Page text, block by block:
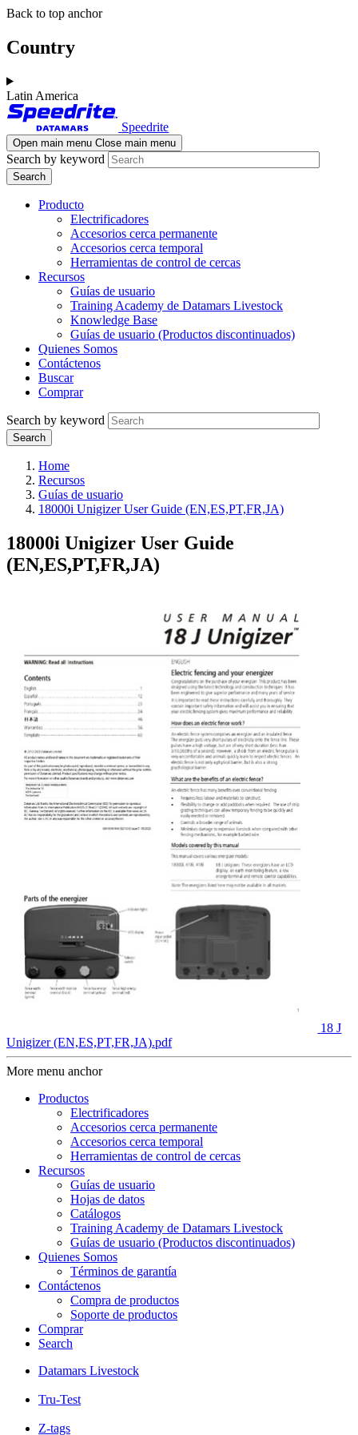
Skip
main
content
Skip
navigation
Back to top anchor
Country
Latin America
Speedrite
Open main menu Close main menu
Search by keyword
Producto
Electrificadores
Accesorios cerca permanente
Accesorios cerca temporal
Herramientas de control de cercas
Recursos
Guías de usuario
Training Academy de Datamars Livestock
Knowledge Base
Guías de usuario (Productos discontinuados)
Quienes Somos
Contáctenos
Buscar
Comprar
Search by keyword
Home
Recursos
Guías de usuario
18000i Unigizer User Guide (EN,ES,PT,FR,JA)
18000i Unigizer User Guide
(EN,ES,PT,FR,JA)
18 J
Unigizer (EN,ES,PT,FR,JA).pdf
More menu anchor
Productos
Electrificadores
Accesorios cerca permanente
Accesorios cerca temporal
Herramientas de control de cercas
Recursos
Guías de usuario
Hojas de datos
Catálogos
Training Academy de Datamars Livestock
Guías de usuario (Productos discontinuados)
Quienes Somos
Términos de garantía
Contáctenos
Compra de productos
Soporte de productos
Comprar
Search
Datamars Livestock
Tru-Test
Z-tags